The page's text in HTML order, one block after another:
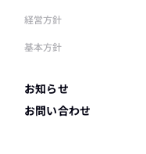
経営方針
基本方針
お知らせ
お問い合わせ